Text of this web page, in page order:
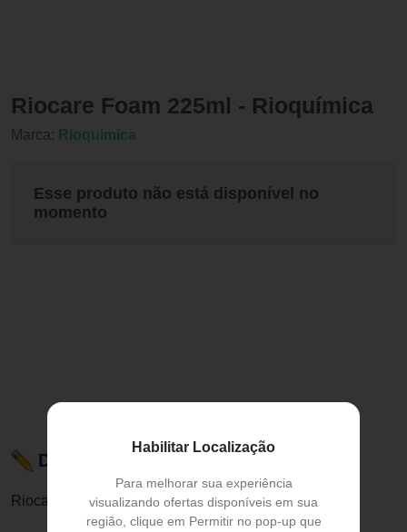
Habilitar Localização
Para melhorar sua experiência
visualizando ofertas disponíveis em sua
região, clique em Permitir no pop-up que
Riocare Foam 225ml - Rioquímica
Marca: Rioquimica
Esse produto não está disponível no
momento
Descrição do Produto
Riocare Foam 225ml - Rioquímic